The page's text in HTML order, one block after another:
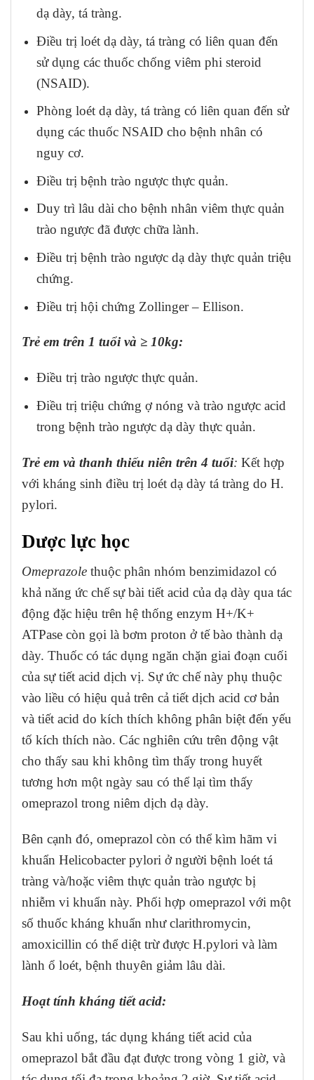
dạ dày, tá tràng.
Điều trị loét dạ dày, tá tràng có liên quan đến
sử dụng các thuốc chống viêm phi steroid
(NSAID).
Phòng loét dạ dày, tá tràng có liên quan đến sử
dụng các thuốc NSAID cho bệnh nhân có
nguy cơ.
Điều trị bệnh trào ngược thực quản.
Duy trì lâu dài cho bệnh nhân viêm thực quản
trào ngược đã được chữa lành.
Điều trị bệnh trào ngược dạ dày thực quản triệu
chứng.
Điều trị hội chứng Zollinger – Ellison.
Trẻ em trên 1 tuổi và ≥ 10kg:
Điều trị trào ngược thực quản.
Điều trị triệu chứng ợ nóng và trào ngược acid
trong bệnh trào ngược dạ dày thực quản.
Trẻ em và thanh thiếu niên trên 4 tuổi: Kết hợp
với kháng sinh điều trị loét dạ dày tá tràng do H.
pylori.
Dược lực học
Omeprazole thuộc phân nhóm benzimidazol có
khả năng ức chế sự bài tiết acid của dạ dày qua tác
động đặc hiệu trên hệ thống enzym H+/K+
ATPase còn gọi là bơm proton ở tế bào thành dạ
dày. Thuốc có tác dụng ngăn chặn giai đoạn cuối
của sự tiết acid dịch vị. Sự ức chế này phụ thuộc
vào liều có hiệu quả trên cả tiết dịch acid cơ bản
và tiết acid do kích thích không phân biệt đến yếu
tố kích thích nào. Các nghiên cứu trên động vật
cho thấy sau khi không tìm thấy trong huyết
tương hơn một ngày sau có thể lại tìm thấy
omeprazol trong niêm dịch dạ dày.
Bên cạnh đó, omeprazol còn có thể kìm hãm vi
khuẩn Helicobacter pylori ở người bệnh loét tá
tràng và/hoặc viêm thực quản trào ngược bị
nhiễm vi khuẩn này. Phối hợp omeprazol với một
số thuốc kháng khuẩn như clarithromycin,
amoxicillin có thể diệt trừ được H.pylori và làm
lành ổ loét, bệnh thuyên giảm lâu dài.
Hoạt tính kháng tiết acid:
Sau khi uống, tác dụng kháng tiết acid của
omeprazol bắt đầu đạt được trong vòng 1 giờ, và